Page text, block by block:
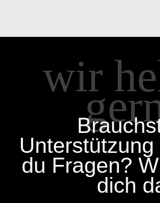
wir
du Fragen?
dich